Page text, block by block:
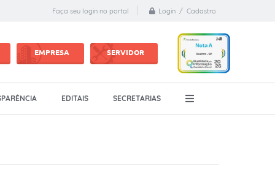
Faça seu login no portal Login / Cadastro
EMPRESA SERVIDOR
EDITAIS SECRETARIAS